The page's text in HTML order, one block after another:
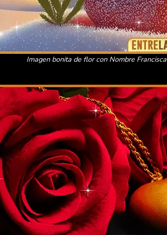
Imagen bonita de flor con Nombre Francisca